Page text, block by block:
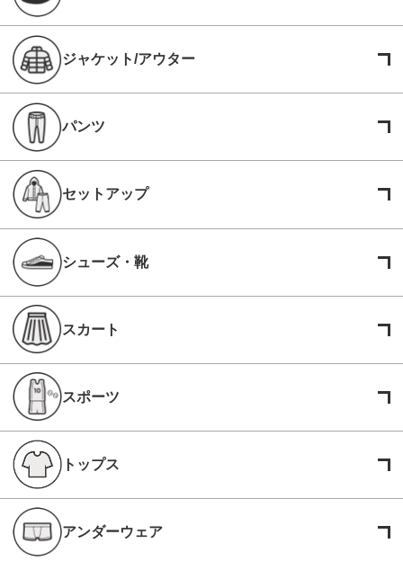
ジャケット/アウター
パンツ
セットアップ
シューズ・靴
スカート
スポーツ
トップス
アンダーウェア